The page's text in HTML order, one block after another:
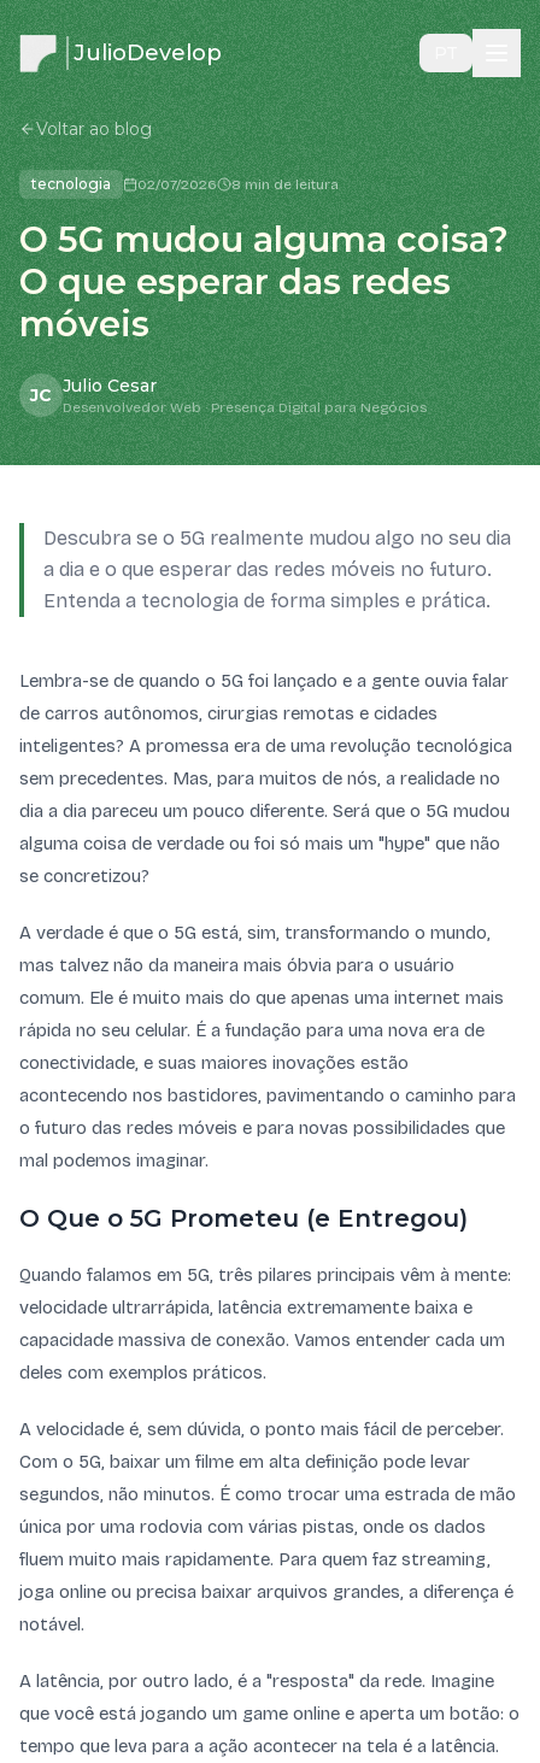
JulioDevelop
Voltar ao blog
tecnologia 02/07/2026 8 min de leitura
O 5G mudou alguma coisa?
O que esperar das redes
móveis
JC Julio Cesar
Desenvolvedor Web · Presença Digital para Negócios
Descubra se o 5G realmente mudou algo no seu dia
a dia e o que esperar das redes móveis no futuro.
Entenda a tecnologia de forma simples e prática.
Lembra-se de quando o 5G foi lançado e a gente ouvia falar
de carros autônomos, cirurgias remotas e cidades
inteligentes? A promessa era de uma revolução tecnológica
sem precedentes. Mas, para muitos de nós, a realidade no
dia a dia pareceu um pouco diferente. Será que o 5G mudou
alguma coisa de verdade ou foi só mais um "hype" que não
se concretizou?
A verdade é que o 5G está, sim, transformando o mundo,
mas talvez não da maneira mais óbvia para o usuário
comum. Ele é muito mais do que apenas uma internet mais
rápida no seu celular. É a fundação para uma nova era de
conectividade, e suas maiores inovações estão
acontecendo nos bastidores, pavimentando o caminho para
o futuro das redes móveis e para novas possibilidades que
mal podemos imaginar.
O Que o 5G Prometeu (e Entregou)
Quando falamos em 5G, três pilares principais vêm à mente:
velocidade ultrarrápida, latência extremamente baixa e
capacidade massiva de conexão. Vamos entender cada um
deles com exemplos práticos.
A velocidade é, sem dúvida, o ponto mais fácil de perceber.
Com o 5G, baixar um filme em alta definição pode levar
segundos, não minutos. É como trocar uma estrada de mão
única por uma rodovia com várias pistas, onde os dados
fluem muito mais rapidamente. Para quem faz streaming,
joga online ou precisa baixar arquivos grandes, a diferença é
notável.
A latência, por outro lado, é a "resposta" da rede. Imagine
que você está jogando um game online e aperta um botão: o
tempo que leva para a ação acontecer na tela é a latência.